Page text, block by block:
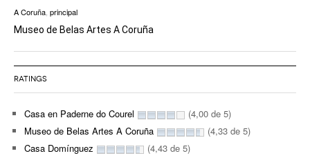
A Coruña, principal
Museo de Belas Artes A Coruña
RATINGS
Casa en Paderne do Courel
(4,00 de 5)
Museo de Belas Artes A Coruña
(4,33 de 5)
Casa Domínguez
(4,43 de 5)